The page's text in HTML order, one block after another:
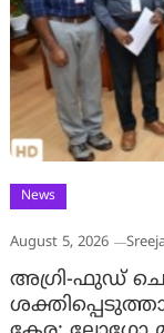
News
August 5, 2026
അഗ്രി-ഫുഡ്